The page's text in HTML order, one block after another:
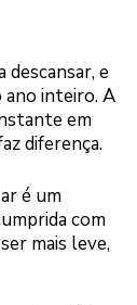
descansar, e
ano inteiro. A
em
diferença.
é um
com
mais leve,